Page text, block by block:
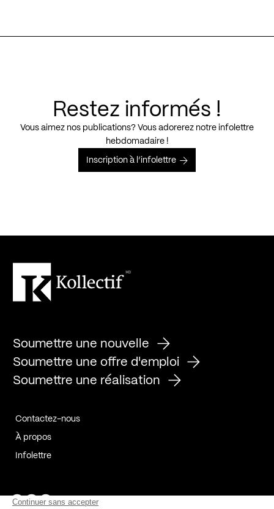
Restez informés !
Vous aimez nos publications? Vous adorerez notre infolettre
hebdomadaire !
Inscription à l’infolettre
Soumettre une nouvelle
Soumettre une offre d'emploi
Soumettre une réalisation
Contactez-nous
À propos
Infolettre
Page Facebook de Kollectif
Page Instagram de Kollectif
Page Linkedin de Kollectif